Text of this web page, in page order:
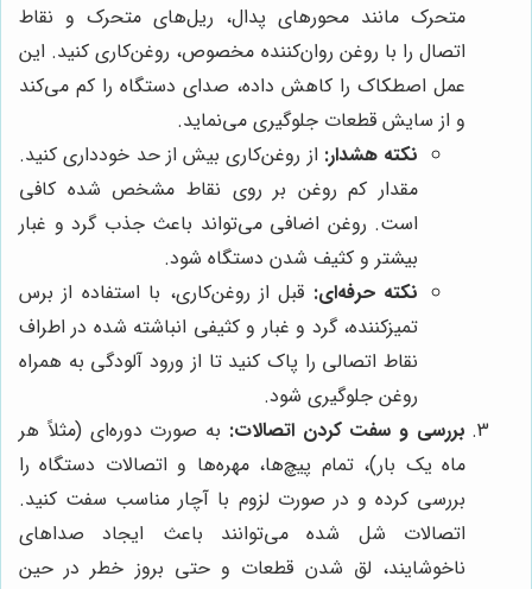
متحرک مانند محورهای پدال، ریل‌های متحرک و نقاط
اتصال را با روغن روان‌کننده مخصوص، روغن‌کاری کنید. این
عمل اصطکاک را کاهش داده، صدای دستگاه را کم می‌کند
و از سایش قطعات جلوگیری می‌نماید.
نکته هشدار: از روغن‌کاری بیش از حد خودداری کنید.
مقدار کم روغن بر روی نقاط مشخص شده کافی
است. روغن اضافی می‌تواند باعث جذب گرد و غبار
بیشتر و کثیف شدن دستگاه شود.
نکته حرفه‌ای: قبل از روغن‌کاری، با استفاده از برس
تمیزکننده، گرد و غبار و کثیفی انباشته شده در اطراف
نقاط اتصالی را پاک کنید تا از ورود آلودگی به همراه
روغن جلوگیری شود.
بررسی و سفت کردن اتصالات: به صورت دوره‌ای (مثلاً هر
ماه یک بار)، تمام پیچ‌ها، مهره‌ها و اتصالات دستگاه را
بررسی کرده و در صورت لزوم با آچار مناسب سفت کنید.
اتصالات شل شده می‌توانند باعث ایجاد صداهای
ناخوشایند، لق شدن قطعات و حتی بروز خطر در حین